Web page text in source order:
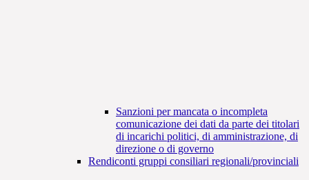
Sanzioni per mancata o incompleta
comunicazione dei dati da parte dei titolari
di incarichi politici, di amministrazione, di
direzione o di governo
Rendiconti gruppi consiliari regionali/provinciali